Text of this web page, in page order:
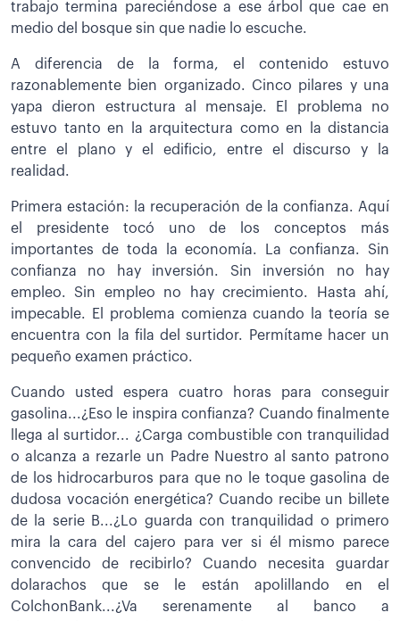
trabajo termina pareciéndose a ese árbol que cae en
medio del bosque sin que nadie lo escuche.
A diferencia de la forma, el contenido estuvo
razonablemente bien organizado. Cinco pilares y una
yapa dieron estructura al mensaje. El problema no
estuvo tanto en la arquitectura como en la distancia
entre el plano y el edificio, entre el discurso y la
realidad.
Primera estación: la recuperación de la confianza. Aquí
el presidente tocó uno de los conceptos más
importantes de toda la economía. La confianza. Sin
confianza no hay inversión. Sin inversión no hay
empleo. Sin empleo no hay crecimiento. Hasta ahí,
impecable. El problema comienza cuando la teoría se
encuentra con la fila del surtidor. Permítame hacer un
pequeño examen práctico.
Cuando usted espera cuatro horas para conseguir
gasolina...¿Eso le inspira confianza? Cuando finalmente
llega al surtidor... ¿Carga combustible con tranquilidad
o alcanza a rezarle un Padre Nuestro al santo patrono
de los hidrocarburos para que no le toque gasolina de
dudosa vocación energética? Cuando recibe un billete
de la serie B...¿Lo guarda con tranquilidad o primero
mira la cara del cajero para ver si él mismo parece
convencido de recibirlo? Cuando necesita guardar
dolarachos que se le están apolillando en el
ColchonBank...¿Va serenamente al banco a